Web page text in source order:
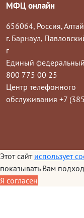
МФЦ онлайн
656064, Россия,
г. Барнаул,
г
Единый
800 775 00 25
Центр телефонного
обслуживания +7
Этот сайт использует
показывать Вам
Я согласен